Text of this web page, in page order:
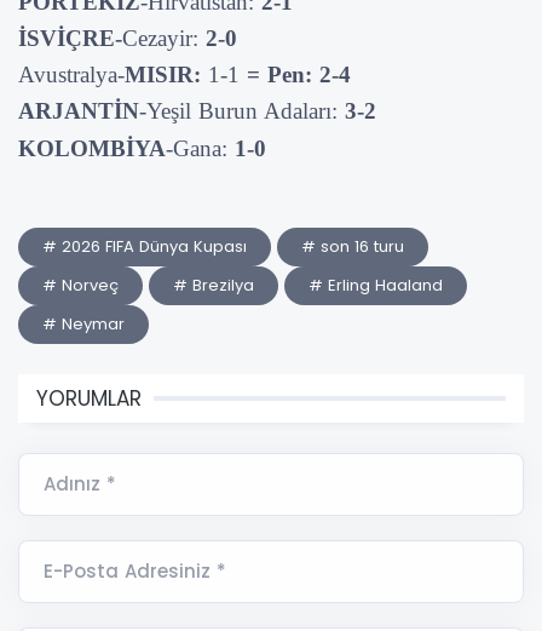
İSVİÇRE-Cezayir: 2-0
Avustralya-MISIR: 1-1 = Pen: 2-4
ARJANTİN-Yeşil Burun Adaları: 3-2
KOLOMBİYA-Gana: 1-0
# 2026 FIFA Dünya Kupası
# son 16 turu
# Norveç
# Brezilya
# Erling Haaland
# Neymar
YORUMLAR
Adınız *
E-Posta Adresiniz *